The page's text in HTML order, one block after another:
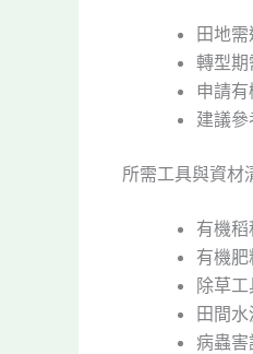
田地
轉型
申請
建議
所需工具與資材
有機稻
有機肥
除草工
田間
病蟲害